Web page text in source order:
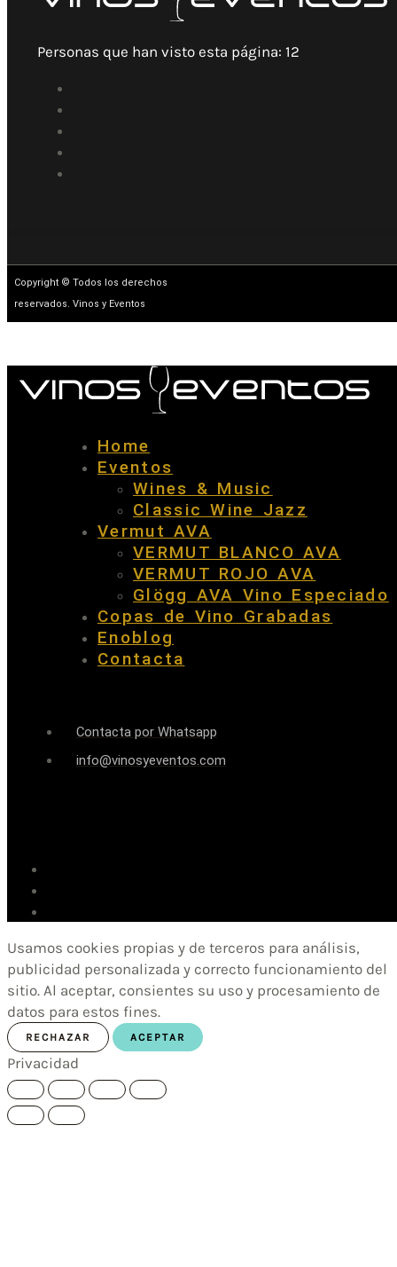
Personas que han visto esta página: 12
Copyright © Todos los derechos
reservados. Vinos y Eventos
Home
Eventos
Wines & Music
Classic Wine Jazz
Vermut AVA
VERMUT BLANCO AVA
VERMUT ROJO AVA
Glögg AVA Vino Especiado
Copas de Vino Grabadas
Enoblog
Contacta
Contacta por Whatsapp
info@vinosyeventos.com
Usamos cookies propias y de terceros para análisis,
publicidad personalizada y correcto funcionamiento del
sitio. Al aceptar, consientes su uso y procesamiento de
datos para estos fines.
RECHAZAR ACEPTAR
Privacidad